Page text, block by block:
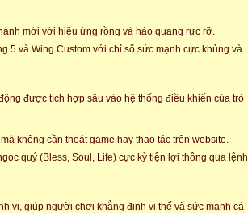
mới với hiệu ứng rồng và hào quang rực rỡ.
5 và Wing Custom với chỉ số sức mạnh cực khủng và
được tích hợp sâu vào hệ thống điều khiển của trò
không cần thoát game hay thao tác trên website.
quý (Bless, Soul, Life) cực kỳ tiện lợi thông qua lệnh
vị, giúp người chơi khẳng định vị thế và sức mạnh cá